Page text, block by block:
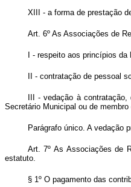
XIII - a forma de prestação
Art. 6º As Associações de
I - respeito aos princípios
II - contratação de pessoal
III - vedação à
Secretário Municipal ou de
Parágrafo único. A vedação
Art. 7º As Associações de
estatuto.
§ 1º O pagamento das